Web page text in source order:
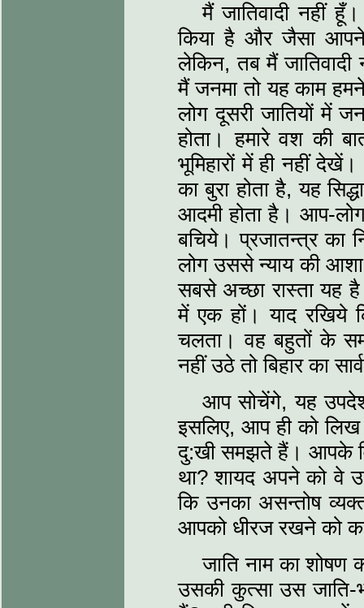
मैं जातिवादी नहीं
किया है और जैसा
लेकिन, तब मैं
मैं जनमा तो यह काम
लोग दूसरी जातियों में
होता। हमारे वश की
भूमिहारों में ही नहीं
का बुरा होता है, यह
आदमी होता है। आप-
बचिये। प्रजातन्‍त्र का
लोग उससे न्‍याय की
सबसे अच्‍छा रास्‍ता यह
में एक हों। याद रखिये
चलता। वह बहुतों के
नहीं उठे तो बिहार का
आप सोचेंगे, यह
इसलिए, आप ही को
दु:खी समझते हैं। आपके
था? शायद अपने को वे
कि उनका असन्‍तोष
आपको धीरज रखने को
जाति नाम का
उसकी कुत्‍सा उस